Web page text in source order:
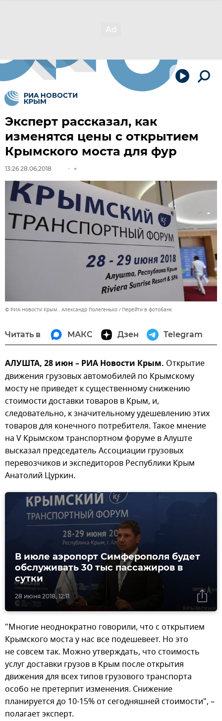
Эксперт рассказал, как
изменятся цены с открытием
Крымского моста для фур
13:26 28.06.2018
© РИА Новости Крым . Александр Полегенько Перейти в фотобанк
Читать в МАКС Дзен Telegram
АЛУШТА, 28 июн – РИА Новости Крым. Открытие
движения грузовых автомобилей по Крымскому
мосту не приведет к существенному снижению
стоимости доставки товаров в Крым, и,
следовательно, к значительному удешевлению этих
товаров для конечного потребителя. Такое мнение
на V Крымском транспортном форуме в Алуште
высказал председатель Ассоциации грузовых
перевозчиков и экспедиторов Республики Крым
Анатолий Цуркин.
28 июня 2018, 12:11
В июле аэропорт Симферополя будет
обслуживать 30 тыс пассажиров в
сутки
"Многие неоднократно говорили, что с открытием
Крымского моста у нас все подешевеет. Но это
не совсем так. Можно утверждать, что стоимость
услуг доставки грузов в Крым после открытия
движения для всех типов грузового транспорта
особо не претерпит изменения. Снижение
планируется до 10-15% от сегодняшней стоимости", –
полагает эксперт.